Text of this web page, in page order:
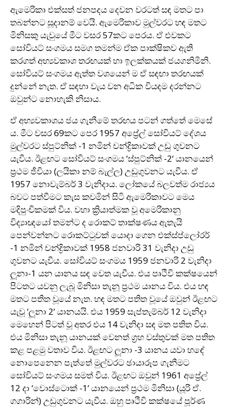
ඇමෙරිකා එක්සත් ජනපදය දෙවන වරටත් සඳ මතට පා
තබන්නට සූදානම් වෙයි. ඇමෙරිකාව මුල්වරට හඳ මතට
මිනිසකු යැවුයේ මීට වසර 57කට පෙරය. ඒ එවකට
සෝවියට් සංගමය සමග තමන්ම ඒක පාක්ෂිකව ඇති
කරගත් අභ්‍යවකාශ තරඟයක් හා ඉලක්කයක් ජයගනිමිනි.
සෝවියට් සංගමය ඇත්ත වශයෙන් ම ඒ සඳඟා තරඟයක්
දුන්නේ නැත. ඒ සඳහා වැය වන අධික වියදම දරන්නට
ඔවුන්ට නොහැකි නිසාය.
ඒ අභ්‍යවකාශය ජය ගැනීමේ තරඟය පටන් ගත්තේ මෙසේ
ය. මීට වසර 69කට පෙර 1957 අප්‍රේල් සෝවියට් දේශය
මුල්වරට ස්පුට්නික් -1 නමින් චන්ද්‍රිකාවක් උඩු ගුවනට
යැවීය. ඊළඟට සෝවියට් සංගමය ‘ස්පුට්නික් -2‘ යානයෙන්
ප්‍රථම ජීවියා (ලයිකා නම් බැල්ල) උඩුගුවනට යැවීය. ඒ
1957 නොවැම්බර් 3 වැනිදාය. ලෝකයේ බලවත්ම රාජ්‍යය
බවට පත්වීමට කැස කවමින් සිටි ඇමෙරිකාවට මෙය
මදිපුංචිකමක් විය. වහා ක්‍රියාත්මක වූ අමෙරිකානු
විද්‍යාඥයෝ තමන්ට ද රොකට් තාක්ෂණය ඇතැයි
පෙන්වන්නට රොකට්ටුවක් යොදා ගෙන එක්ස්ප්ලෝරර්
-1 නමින් චන්ද්‍රිකාවක් 1958 ජනවාරි 31 වැනිදා උඩු
ගුවනට යැවීය. සෝවියට් සංගමය 1959 ජනවාරි 2 වැනිදා
ලූනා-1 යන යානය සඳ වෙත යැවීය. එය පෘථිවි කක්ෂයෙන්
පිටතට යවනු ලැබූ මිනිසා තැනූ ප්‍රථම යානය විය. එය හඳ
මතට පතිත වූයේ නැත. හඳ මතට පතිත වූයේ ඔවුන් ඊළඟට
යැවූ ‘ලූනා 2‘ යානයයි. එය 1959 සැප්තැම්බර් 12 වැනිදා
මෙහෙන් පිටත් වූ අතර එය 14 වැනිදා සඳ මත පතිත විය.
එය මිනිසා තැනූ යානයක් වෙනත් ග්‍රහ වස්තුවක් මත පතිත
කළ පළමු වතාව විය. ඊළඟට ලූනා -3 යානය යවා හඳේ
නොපෙනෙන පැත්තේ මුල්වරට ඡායාරූප ගැනීමට
සෝවියට් සංගමය සමත් විය. ඊළඟට ඔවුන් 1961 අප්‍රේල්
12 දා ‘වොස්ටොක් -1‘ යානයෙන් ප්‍රථම මිනිසා (යූරි ඒ.
ගගාරින්) උඩුගුවනට යැවීය. ඔහු පෘථිවි කක්ෂයේ පූර්ණ